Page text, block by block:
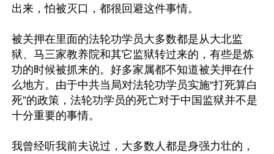
出来，怕被灭口，都很回避这件事情。
被关押在里面的法轮功学员大多数都是从大北监
狱、马三家教养院和其它监狱转过来的，有些是炼
功的时候被抓来的。好多家属都不知道被关押在什
么地方。由于中共当局对法轮功学员实施“打死算白
死”的政策，法轮功学员的死亡对于中国监狱并不是
十分重要的事情。
我曾经听我前夫说过，大多数人都是身强力壮的，